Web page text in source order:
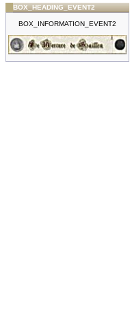
BOX_HEADING_EVENT2
BOX_INFORMATION_EVENT2